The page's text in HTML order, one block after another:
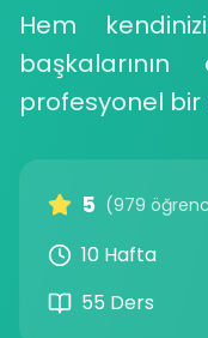
Hem
profesyonel bir
5 (979
10 Hafta
55 Ders